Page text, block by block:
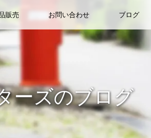
販売 お問い合わせ ブログ
ーズのブログ